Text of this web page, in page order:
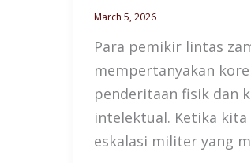
March 5, 2026
Para pemikir lintas
mempertanyakan
penderitaan fisik dan
intelektual. Ketika
eskalasi militer yang